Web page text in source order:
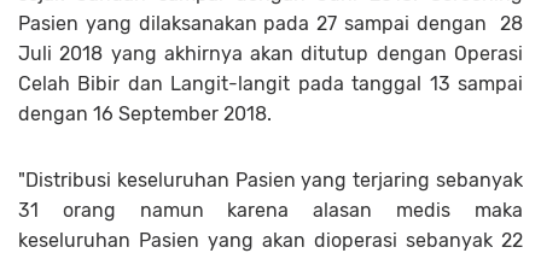
Pasien yang dilaksanakan pada 27 sampai dengan 28
Juli 2018 yang akhirnya akan ditutup dengan Operasi
Celah Bibir dan Langit-langit pada tanggal 13 sampai
dengan 16 September 2018.
"Distribusi keseluruhan Pasien yang terjaring sebanyak
31 orang namun karena alasan medis maka
keseluruhan Pasien yang akan dioperasi sebanyak 22